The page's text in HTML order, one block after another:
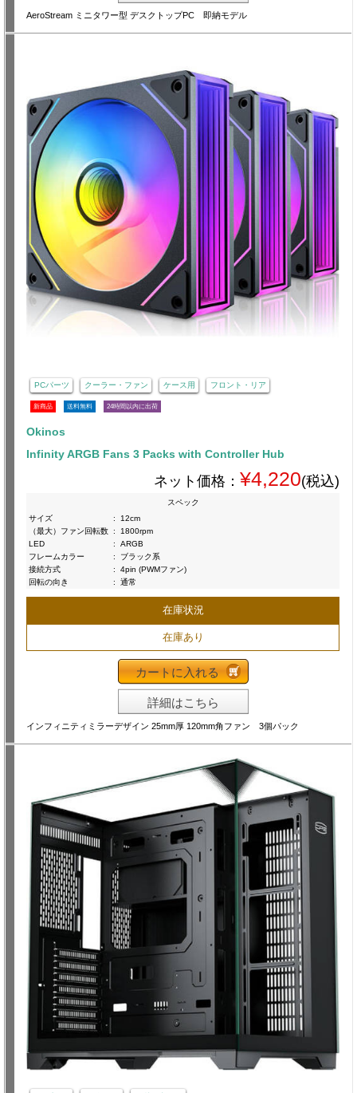
AeroStream ミニタワー型 デスクトップPC 即納モデル
PCパーツ クーラー・ファン ケース用 フロント・リア
新商品 送料無料 24時間以内に出荷
Okinos
Infinity ARGB Fans 3 Packs with Controller Hub
ネット価格： ¥4,220(税込)
スペック
サイズ
:
12cm
（最大）ファン回転数 :
1800rpm
LED
:
ARGB
フレームカラー
:
ブラック系
接続方式
:
4pin (PWMファン)
回転の向き
: 通常
在庫状況
在庫あり
カートに入れる
詳細はこちら
インフィニティミラーデザイン 25mm厚 120mm角ファン 3個パック